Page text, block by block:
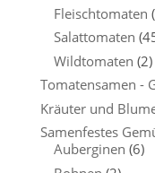
Fleischtomaten
Salattomaten
Wildtomaten (2)
Tomatensamen -
Kräuter und
Samenfestes
Auberginen (6)